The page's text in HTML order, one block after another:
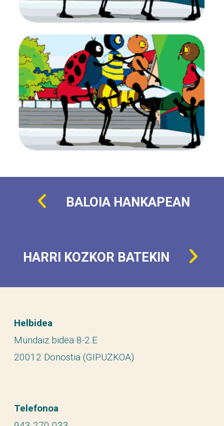
BALOIA HANKAPEAN
HARRI KOZKOR BATEKIN
Helbidea
Mundaiz bidea 8-2.E
20012 Donostia (GIPUZKOA)
Telefonoa